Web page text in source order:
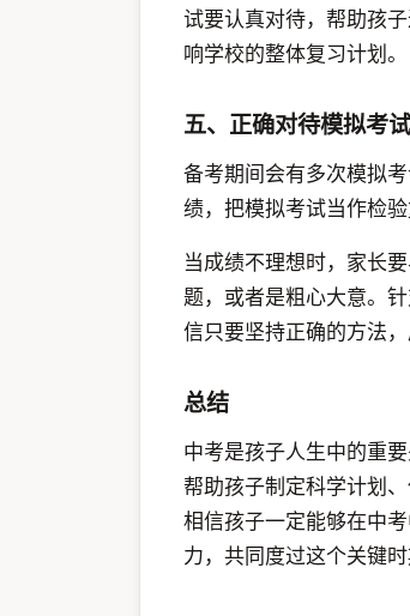
试要认真对待，帮助孩
响学校的整体复习计划。
五、正确对待模拟考
备考期间会有多次模拟
绩，把模拟考试当作检
当成绩不理想时，家长
题，或者是粗心大意。
信只要坚持正确的方法，
总结
中考是孩子人生中的重
帮助孩子制定科学计划
相信孩子一定能够在中
力，共同度过这个关键